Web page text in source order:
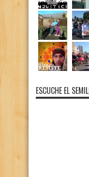
ESCUCHE EL